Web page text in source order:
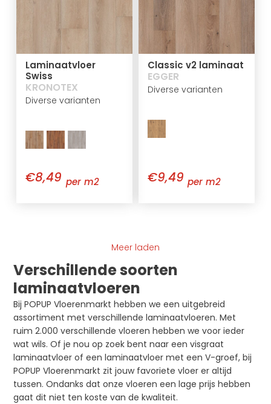
Laminaatvloer
Swiss
KRONOTEX
Diverse varianten
€8,49 per m2
Classic v2 laminaat
EGGER
Diverse varianten
€9,49 per m2
Meer laden
Verschillende soorten
laminaatvloeren
Bij POPUP Vloerenmarkt hebben we een uitgebreid
assortiment met verschillende laminaatvloeren. Met
ruim 2.000 verschillende vloeren hebben we voor ieder
wat wils. Of je nou op zoek bent naar een visgraat
laminaatvloer of een laminaatvloer met een V-groef, bij
POPUP Vloerenmarkt zit jouw favoriete vloer er altijd
tussen. Ondanks dat onze vloeren een lage prijs hebben
gaat dit niet ten koste van de kwaliteit.